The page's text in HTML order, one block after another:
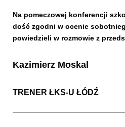
Na pomeczowej konferencji
dość zgodni w ocenie
powiedzieli w rozmowie z
Kazimierz Moskal
TRENER ŁKS-U ŁÓDŹ